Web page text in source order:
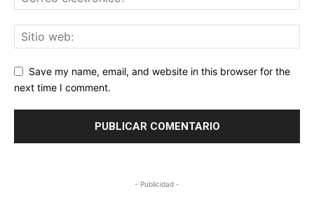
Save my name, email, and website in this browser for the
next time I comment.
- Publicidad -